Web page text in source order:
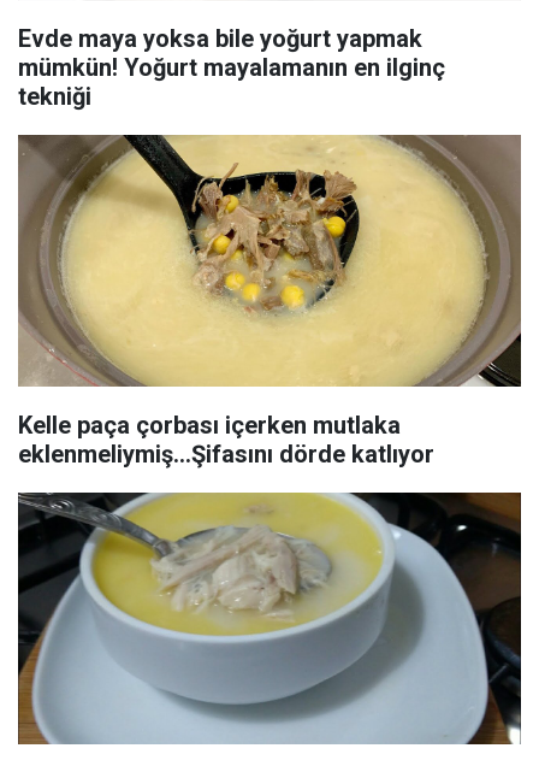
Evde maya yoksa bile yoğurt yapmak
mümkün! Yoğurt mayalamanın en ilginç
tekniği
Kelle paça çorbası içerken mutlaka
eklenmeliymiş...Şifasını dörde katlıyor